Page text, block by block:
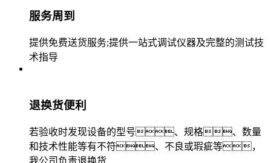
服务周到
提供免费送货服务;提供一站式调试仪器及完整的测试技
术指导
退换货便利
若验收时发现设备的型号、规格、数量
和技术性能等有不符、不良或瑕疵等，
我公司负责退换货